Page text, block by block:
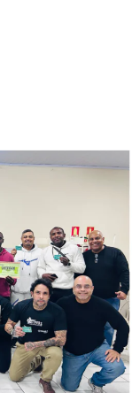
– Ginásio do
06×03
03×03 / Sub-
CANOAS
FUTSAL